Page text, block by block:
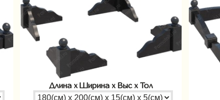
Длина x Ширина x Выс x Тол